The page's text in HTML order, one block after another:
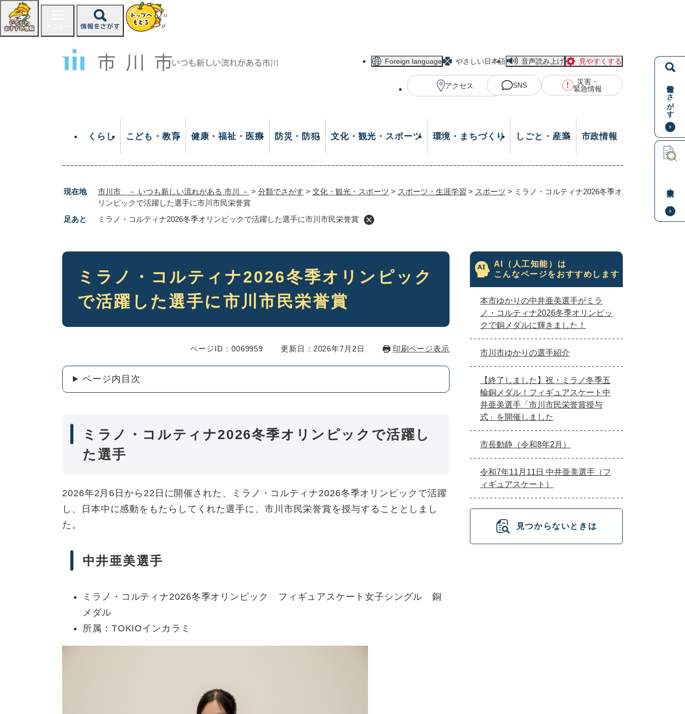
ジ
情報をさがす
Foreign language やさしい日本語 音声読み上げ 見やすくする
アクセス SNS
災害・
緊急情報
くらし こども・教育 健康・福祉・医療 防災・防犯 文化・観光・スポーツ 環境・まちづくり しごと・産業 市政情報
現在地 市川市 － いつも新しい流れがある 市川 － > 分類でさがす > 文化・観光・スポーツ > スポーツ・生涯学習 > スポーツ > ミラノ・コルティナ2026冬季オ
リンピックで活躍した選手に市川市民栄誉賞
足あと
ミラノ・コルティナ2026冬季オリンピックで活躍した選手に市川市民栄誉賞
本
ミラノ・コルティナ2026冬季オリンピック
で活躍した選手に市川市民栄誉賞
ページID：0069959 更新日：2026年7月2日 印刷ページ表示
ページ内目次
ミラノ・コルティナ2026冬季オリンピックで活躍し
た選手
2026年2月6日から22日に開催された、ミラノ・コルティナ2026冬季オリンピックで活躍
し、日本中に感動をもたらしてくれた選手に、市川市民栄誉賞を授与することとしまし
た。
中井亜美選手
ミラノ・コルティナ2026冬季オリンピック フィギュアスケート女子シングル 銅
メダル
所属：TOKIOインカラミ
AI（人工知能）は
こんなページをおすすめします
本市ゆかりの中井亜美選手がミラ
ノ・コルティナ2026冬季オリンピッ
クで銅メダルに輝きました！
市川市ゆかりの選手紹介
【終了しました】祝・ミラノ冬季五
輪銅メダル！フィギュアスケート中
井亜美選手「市川市民栄誉賞授与
式」を開催しました
市長動静（令和8年2月）
令和7年11月11日 中井亜美選手（フ
ィギュアスケート）
見つからないときは